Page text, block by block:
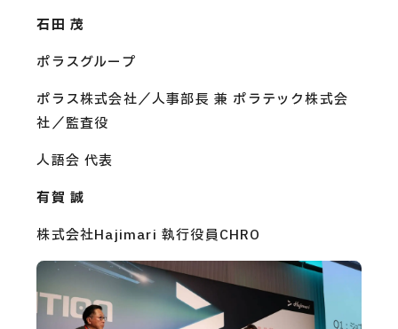
石田 茂
ポラスグループ
ポラス株式会社／人事部長 兼 ポラテック株式会
社／監査役
人語会 代表
有賀 誠
株式会社Hajimari 執行役員CHRO